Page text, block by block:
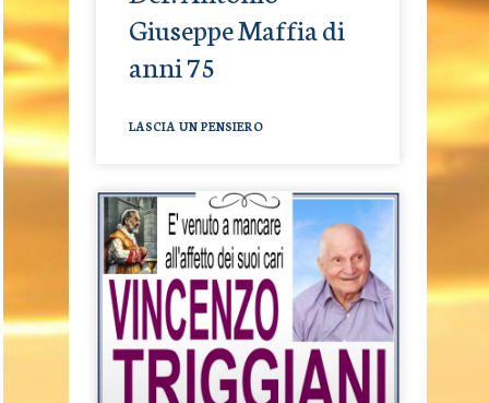
Giuseppe Maffia di
anni 75
LASCIA UN PENSIERO